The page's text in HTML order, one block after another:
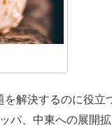
解決するのに役立
パ、中東への展開拡